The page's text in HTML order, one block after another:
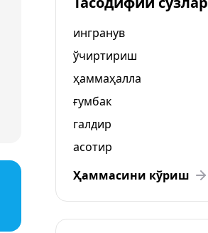
ингранув
ўчиртириш
ҳаммаҳалла
ғумбак
галдир
асотир
Ҳаммасини кўриш